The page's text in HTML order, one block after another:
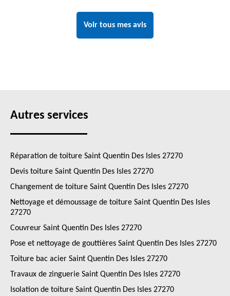
Voir tous mes avis
Autres services
Réparation de toiture Saint Quentin Des Isles 27270
Devis toiture Saint Quentin Des Isles 27270
Changement de toiture Saint Quentin Des Isles 27270
Nettoyage et démoussage de toiture Saint Quentin Des Isles
27270
Couvreur Saint Quentin Des Isles 27270
Pose et nettoyage de gouttières Saint Quentin Des Isles 27270
Toiture bac acier Saint Quentin Des Isles 27270
Travaux de zinguerie Saint Quentin Des Isles 27270
Isolation de toiture Saint Quentin Des Isles 27270